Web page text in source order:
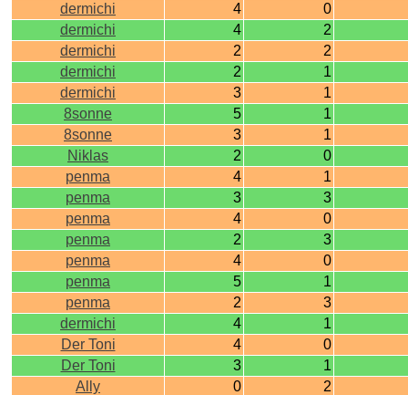
dermichi
4
0
dermichi
4
2
dermichi
2
2
dermichi
2
1
dermichi
3
1
8sonne
5
1
8sonne
3
1
Niklas
2
0
penma
4
1
penma
3
3
penma
4
0
penma
2
3
penma
4
0
penma
5
1
penma
2
3
dermichi
4
1
Der Toni
4
0
Der Toni
3
1
Ally
0
2